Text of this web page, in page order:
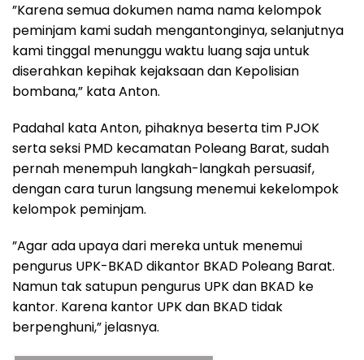
”Karena semua dokumen nama nama kelompok
peminjam kami sudah mengantonginya, selanjutnya
kami tinggal menunggu waktu luang saja untuk
diserahkan kepihak kejaksaan dan Kepolisian
bombana,” kata Anton.
Padahal kata Anton, pihaknya beserta tim PJOK
serta seksi PMD kecamatan Poleang Barat, sudah
pernah menempuh langkah-langkah persuasif,
dengan cara turun langsung menemui kekelompok
kelompok peminjam.
”Agar ada upaya dari mereka untuk menemui
pengurus UPK-BKAD dikantor BKAD Poleang Barat.
Namun tak satupun pengurus UPK dan BKAD ke
kantor. Karena kantor UPK dan BKAD tidak
berpenghuni,” jelasnya.